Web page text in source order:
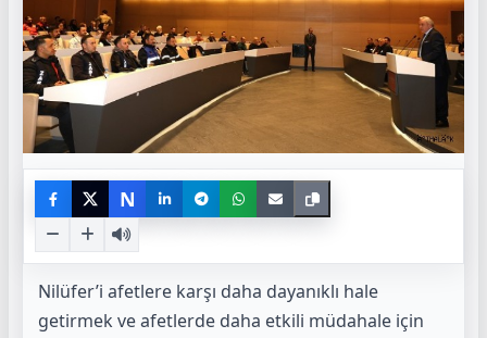
N
Nilüfer’i afetlere karşı daha dayanıklı hale
getirmek ve afetlerde daha etkili müdahale için